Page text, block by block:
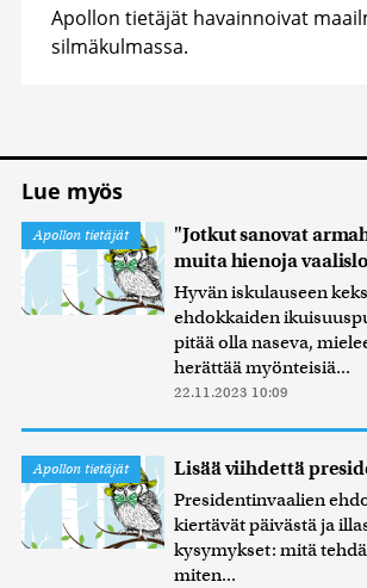
Apollon tietäjät havainnoivat
silmäkulmassa.
Lue myös
Apollon tietäjät
"Jotkut sanovat
muita hienoja
Hyvän iskulauseen
ehdokkaiden
pitää olla naseva,
herättää myönteisiä...
22.11.2023 10:09
Apollon tietäjät Lisää viihdettä
Presidentinvaalien
kiertävät päivästä ja
kysymykset: mitä
miten...